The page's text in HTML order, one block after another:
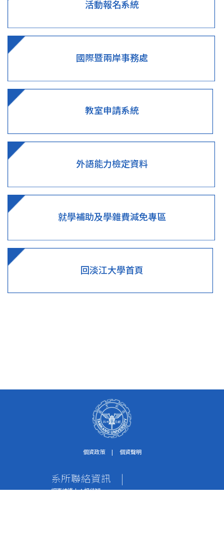
活動報名系統
國際暨兩岸事務處
教室申請系統
外語能力檢定資料
就學補助及學雜費減免專區
回淡江大學首頁
個資政策 | 個資聲明
系所聯絡資訊 |
網頁維護人：楊佳穎